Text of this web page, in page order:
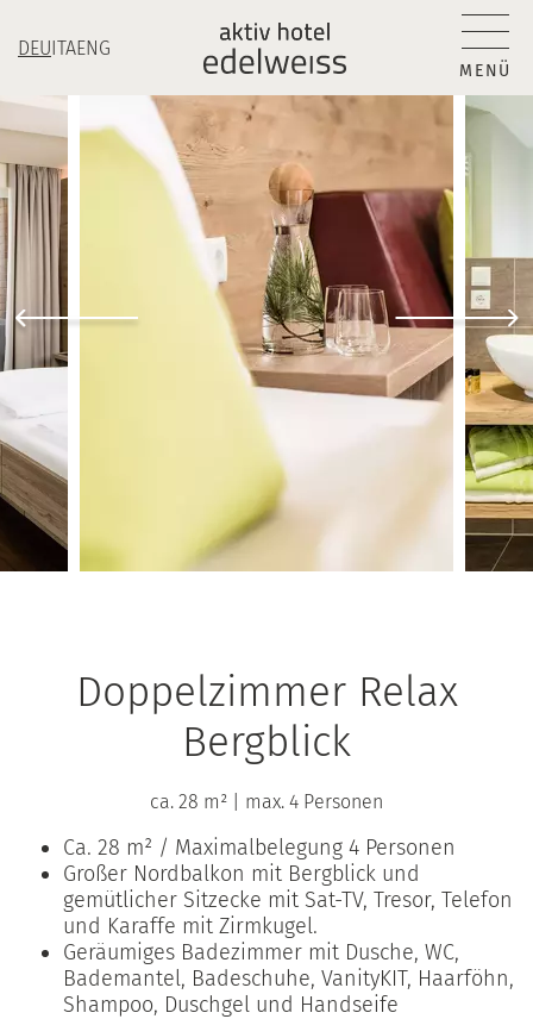
MENÜ
DEUITAENG
Doppelzimmer Relax
Bergblick
ca. 28 m² max. 4 Personen
Ca. 28 m² / Maximalbelegung 4 Personen
Großer Nordbalkon mit Bergblick und
gemütlicher Sitzecke mit Sat-TV, Tresor, Telefon
und Karaffe mit Zirmkugel.
Geräumiges Badezimmer mit Dusche, WC,
Bademantel, Badeschuhe, VanityKIT, Haarföhn,
Shampoo, Duschgel und Handseife